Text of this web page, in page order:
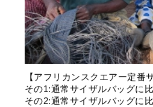
【アフリカンスクエアー定
その1:通常サイザルバッグに
その2:通常サイザルバッグに